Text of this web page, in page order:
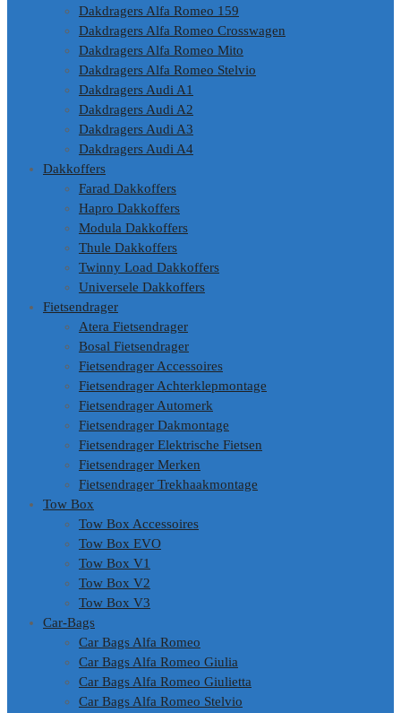
Dakdragers Alfa Romeo 159
Dakdragers Alfa Romeo Crosswagen
Dakdragers Alfa Romeo Mito
Dakdragers Alfa Romeo Stelvio
Dakdragers Audi A1
Dakdragers Audi A2
Dakdragers Audi A3
Dakdragers Audi A4
Dakkoffers
Farad Dakkoffers
Hapro Dakkoffers
Modula Dakkoffers
Thule Dakkoffers
Twinny Load Dakkoffers
Universele Dakkoffers
Fietsendrager
Atera Fietsendrager
Bosal Fietsendrager
Fietsendrager Accessoires
Fietsendrager Achterklepmontage
Fietsendrager Automerk
Fietsendrager Dakmontage
Fietsendrager Elektrische Fietsen
Fietsendrager Merken
Fietsendrager Trekhaakmontage
Tow Box
Tow Box Accessoires
Tow Box EVO
Tow Box V1
Tow Box V2
Tow Box V3
Car-Bags
Car Bags Alfa Romeo
Car Bags Alfa Romeo Giulia
Car Bags Alfa Romeo Giulietta
Car Bags Alfa Romeo Stelvio